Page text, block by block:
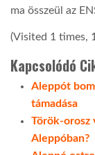
ma összeül az
(Visited 1 times,
Kapcsolódó
Aleppót
támadása
Török-orosz
Aleppóban?